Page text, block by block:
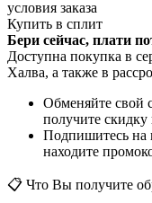
условия заказа
Купить в сплит
Бери сейчас, плати
Доступна покупка в
Халва, а также в
Обменяйте свой
получите
Подпишитесь на
находите
📋 Что Вы получите